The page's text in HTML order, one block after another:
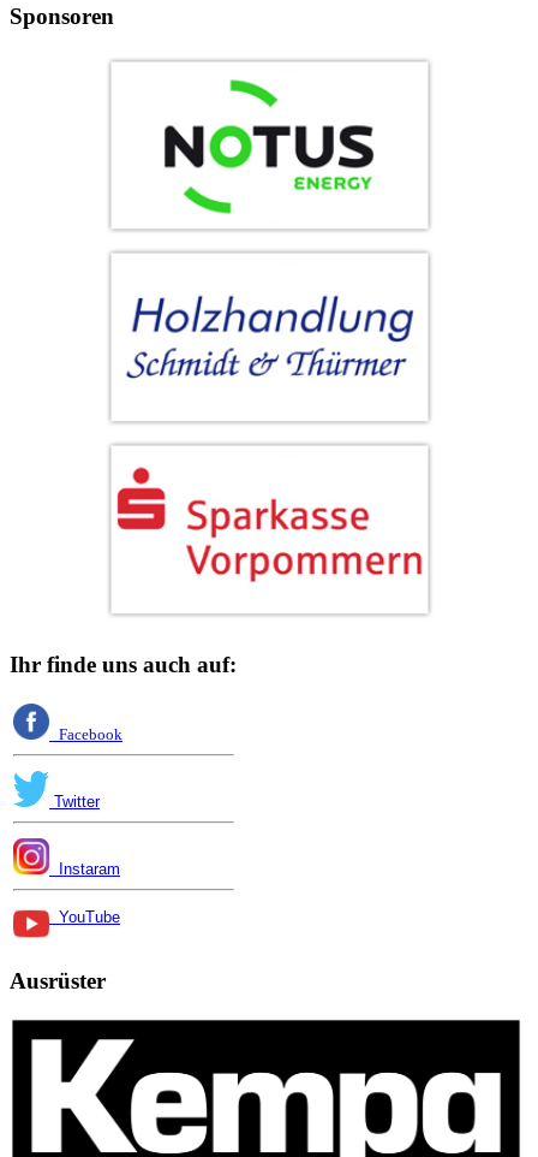
Sponsoren
Ihr finde uns auch auf:
Facebook
Twitter
Instaram
YouTube
Ausrüster